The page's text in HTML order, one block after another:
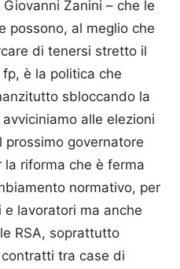
Giovanni Zanini – che le
possono, al meglio che
di tenersi stretto il
è la politica che
sbloccando la
alle elezioni
prossimo governatore
riforma che è ferma
normativo, per
lavoratori ma anche
RSA, soprattutto
tra case di